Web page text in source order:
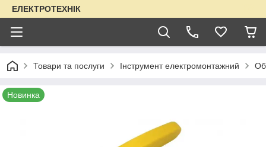
ЕЛЕКТРОТЕХНІК
Товари та послуги Інструмент електромонтажний
Новинка